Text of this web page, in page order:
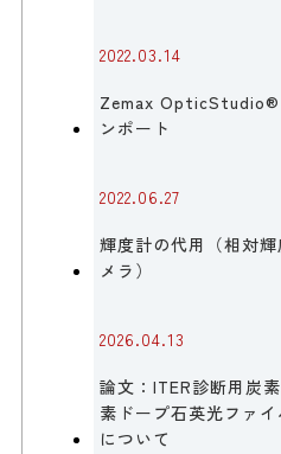
2022.03.14
Zemax OpticStudio®
ンポート
2022.06.27
輝度計の代用（相対
メラ）
2026.04.13
論文：ITER診断用炭
素ドープ石英光ファ
について